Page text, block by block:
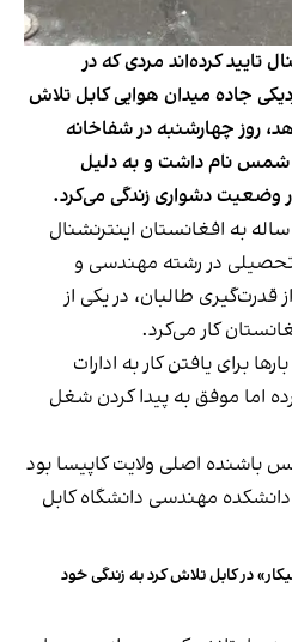
تایید کرده‌اند مردی که در
جاده میدان هوایی کابل تلاش
روز چهارشنبه در شفاخانه
شمس نام داشت و به دلیل
وضعیت دشواری زندگی می‌کرد.
نزدیکان شمس، مهندس ۲۷ ساله به افغانستان اینترنشنال
تحصیلی در رشته مهندسی و
طالبان، در یکی از
کار می‌کرد.
برای یافتن کار به ادارات
اما موفق به پیدا کردن شغل
اصلی ولایت کاپیسا بود
مهندسی دانشگاه کابل
در کابل تلاش کرد به زندگی خود